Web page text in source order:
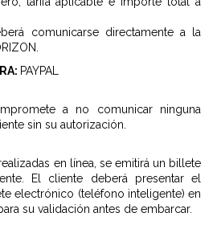
comunicarse directamente a la
PAYPAL
a no comunicar ninguna
sin su autorización.
en línea, se emitirá un billete
El cliente deberá presentar el
electrónico (teléfono inteligente) en
su validación antes de embarcar.